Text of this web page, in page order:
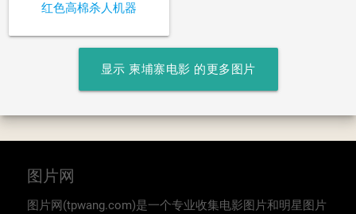
红色高棉杀人机器
显示 柬埔寨电影 的更多图片
图片网
图片网(tpwang.com)是一个专业收集电影图片和明星图片